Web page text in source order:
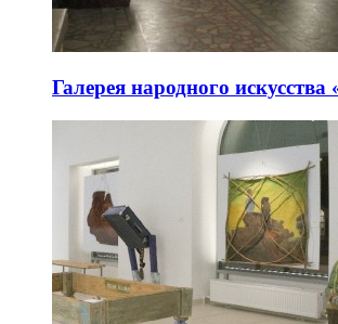
Галерея народного искусства